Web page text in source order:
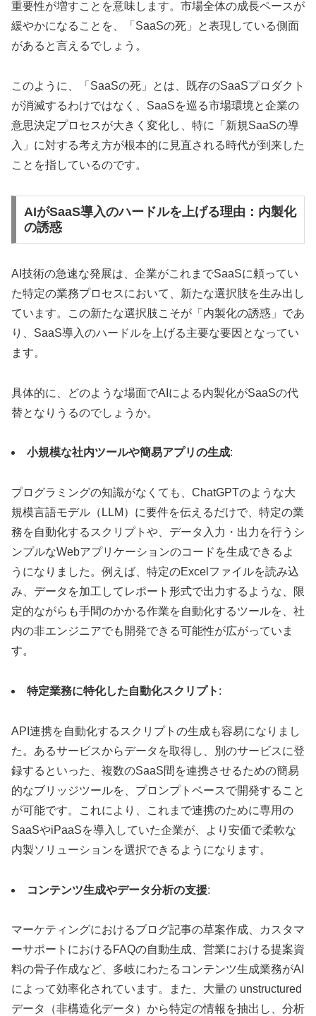
重要性が増すことを意味します。市場全体の成長ペースが
緩やかになることを、「SaaSの死」と表現している側面
があると言えるでしょう。
このように、「SaaSの死」とは、既存のSaaSプロダクト
が消滅するわけではなく、SaaSを巡る市場環境と企業の
意思決定プロセスが大きく変化し、特に「新規SaaSの導
入」に対する考え方が根本的に見直される時代が到来した
ことを指しているのです。
AIがSaaS導入のハードルを上げる理由：内製化
の誘惑
AI技術の急速な発展は、企業がこれまでSaaSに頼ってい
た特定の業務プロセスにおいて、新たな選択肢を生み出し
ています。この新たな選択肢こそが「内製化の誘惑」であ
り、SaaS導入のハードルを上げる主要な要因となってい
ます。
具体的に、どのような場面でAIによる内製化がSaaSの代
替となりうるのでしょうか。
小規模な社内ツールや簡易アプリの生成:
プログラミングの知識がなくても、ChatGPTのような大
規模言語モデル（LLM）に要件を伝えるだけで、特定の業
務を自動化するスクリプトや、データ入力・出力を行うシ
ンプルなWebアプリケーションのコードを生成できるよ
うになりました。例えば、特定のExcelファイルを読み込
み、データを加工してレポート形式で出力するような、限
定的ながらも手間のかかる作業を自動化するツールを、社
内の非エンジニアでも開発できる可能性が広がっていま
す。
特定業務に特化した自動化スクリプト :
API連携を自動化するスクリプトの生成も容易になりまし
た。あるサービスからデータを取得し、別のサービスに登
録するといった、複数のSaaS間を連携させるための簡易
的なブリッジツールを、プロンプトベースで開発すること
が可能です。これにより、これまで連携のために専用の
SaaSやiPaaSを導入していた企業が、より安価で柔軟な
内製ソリューションを選択できるようになります。
コンテンツ生成やデータ分析の支援:
マーケティングにおけるブログ記事の草案作成、カスタマ
ーサポートにおけるFAQの自動生成、営業における提案資
料の骨子作成など、多岐にわたるコンテンツ生成業務がAI
によって効率化されています。また、大量の unstructured
データ（非構造化データ）から特定の情報を抽出し、分析